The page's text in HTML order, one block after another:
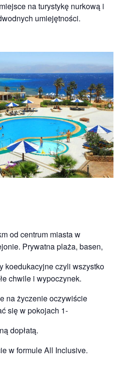
na turystykę nurkową i
umiejętności.
od centrum miasta w
Prywatna plaża, basen,
koedukacyjne czyli wszystko
chwile i wypoczynek.
na życzenie oczywiście
się w pokojach 1-
dopłatą.
w formule All Inclusive.